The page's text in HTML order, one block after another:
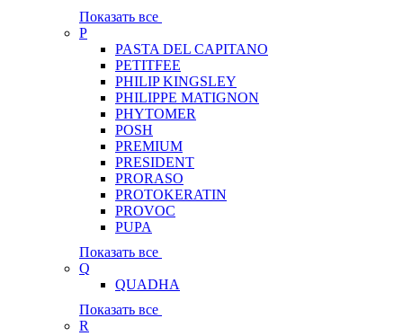
Показать все
P
PASTA DEL CAPITANO
PETITFEE
PHILIP KINGSLEY
PHILIPPE MATIGNON
PHYTOMER
POSH
PREMIUM
PRESIDENT
PRORASO
PROTOKERATIN
PROVOC
PUPA
Показать все
Q
QUADHA
Показать все
R